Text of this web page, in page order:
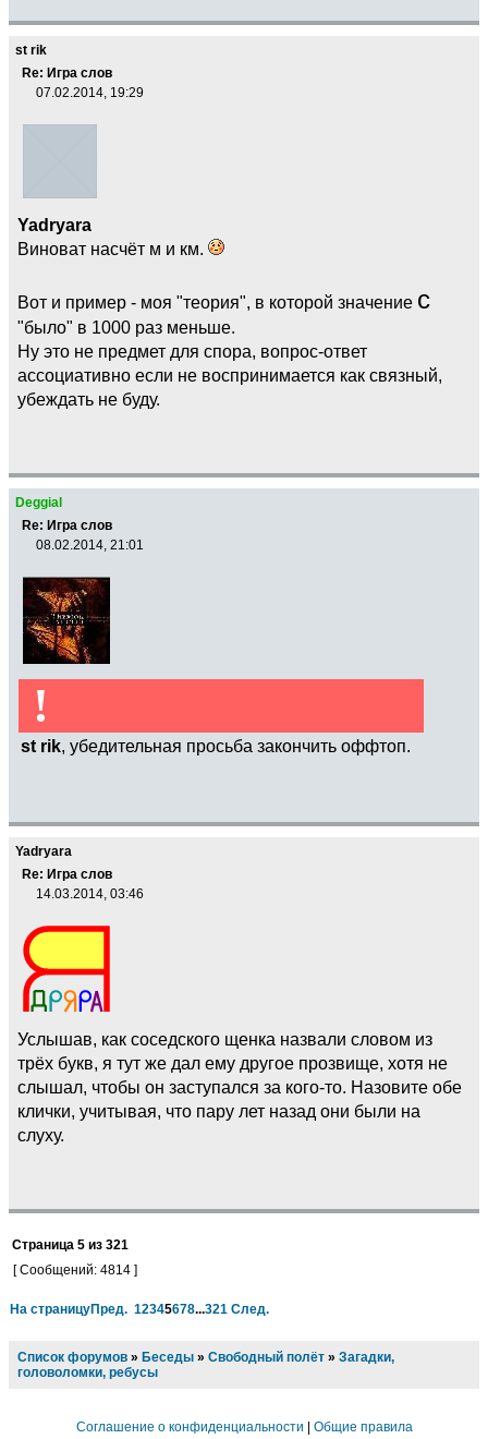
st rik
Re: Игра слов
07.02.2014, 19:29
Yadryara
Виноват насчёт м и км.
Вот и пример - моя "теория", в которой значение с
"было" в 1000 раз меньше.
Ну это не предмет для спора, вопрос-ответ
ассоциативно если не воспринимается как связный,
убеждать не буду.
Deggial
Re: Игра слов
08.02.2014, 21:01
!
st rik, убедительная просьба закончить оффтоп.
Yadryara
Re: Игра слов
14.03.2014, 03:46
Услышав, как соседского щенка назвали словом из
трёх букв, я тут же дал ему другое прозвище, хотя не
слышал, чтобы он заступался за кого-то. Назовите обе
клички, учитывая, что пару лет назад они были на
слуху.
Страница 5 из 321
[ Сообщений: 4814 ]
На страницуПред. 12345678...321 След.
Список форумов » Беседы » Свободный полёт » Загадки,
головоломки, ребусы
Соглашение о конфиденциальности Общие правила